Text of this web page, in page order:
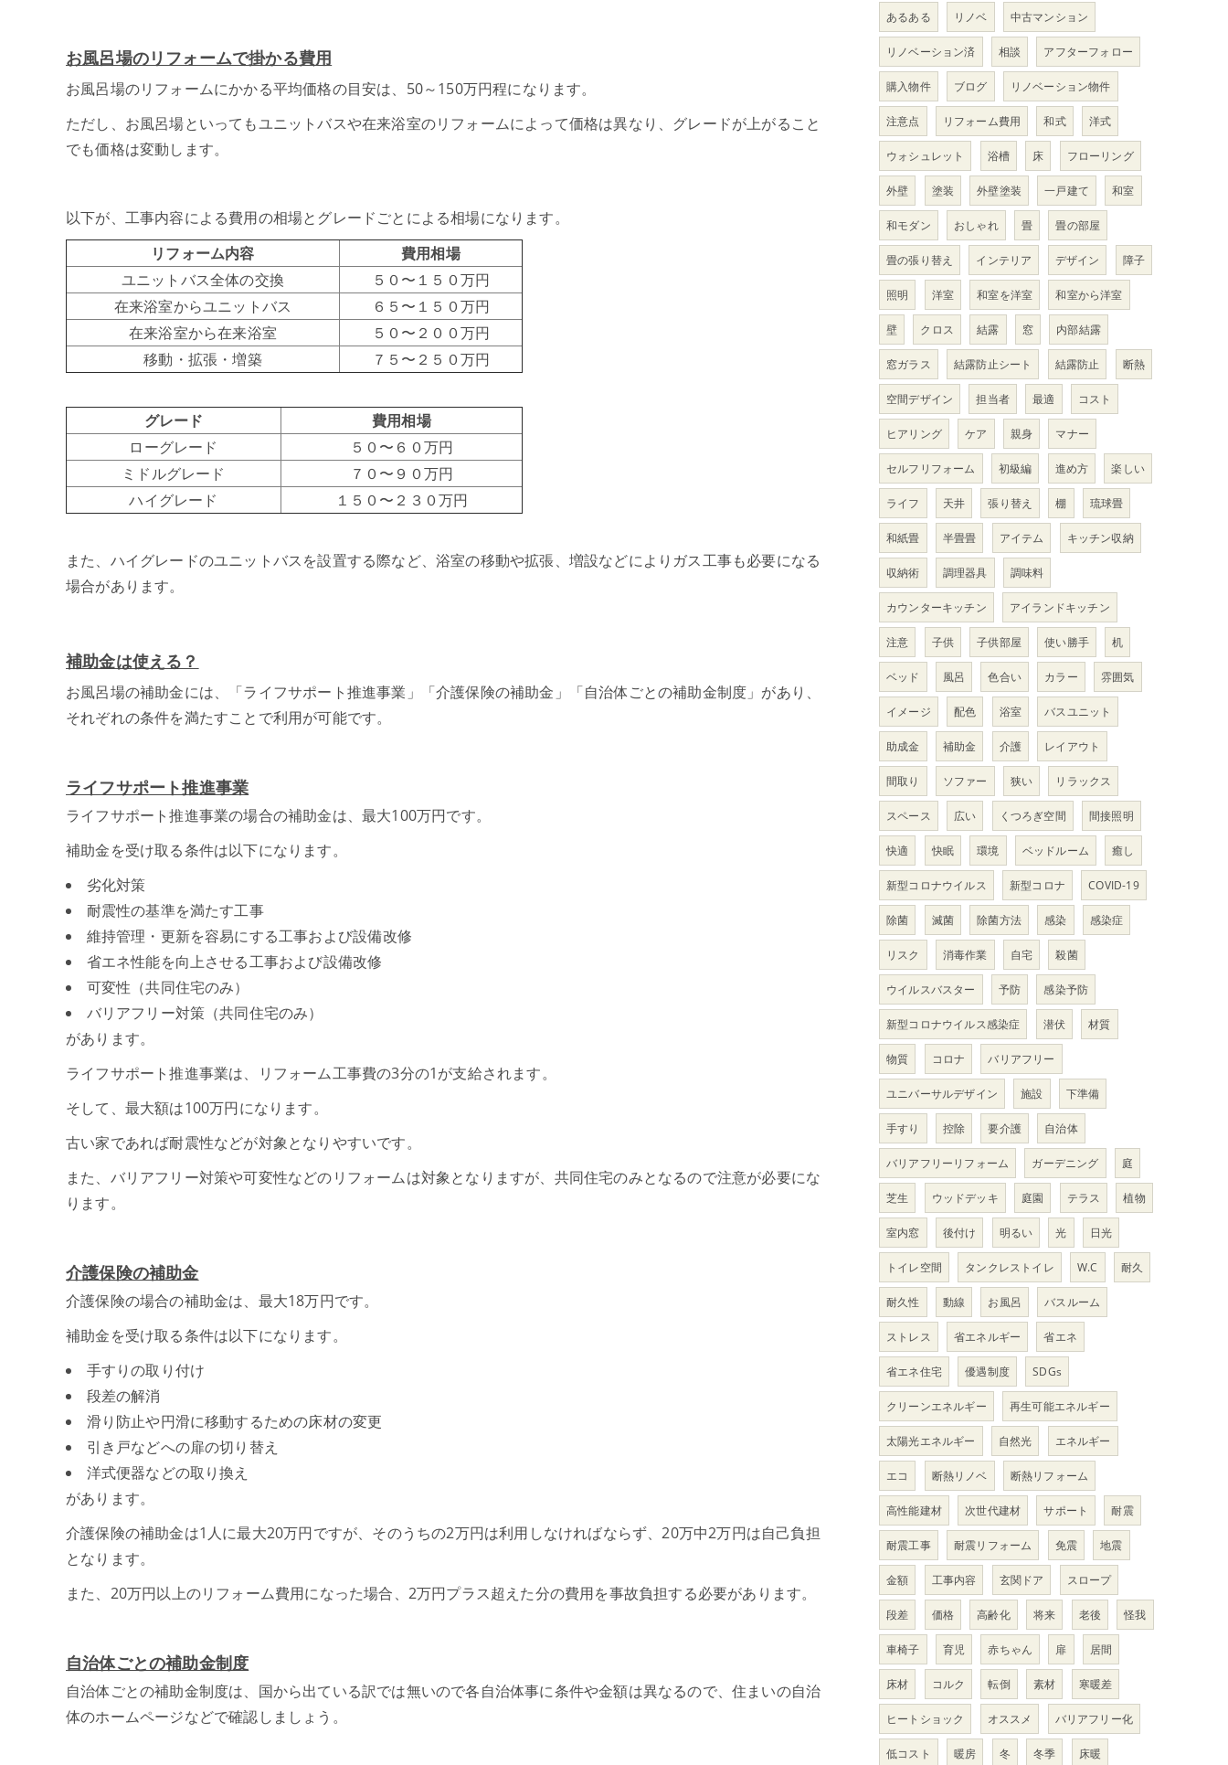
お風呂場のリフォームで掛かる費用
お風呂場のリフォームにかかる平均価格の目安は、50～150万円程になります。
ただし、お風呂場といってもユニットバスや在来浴室のリフォームによって価格は異なり、グレードが上がること
でも価格は変動します。
以下が、工事内容による費用の相場とグレードごとによる相場になります。
リフォーム内容
費用相場
ユニットバス全体の交換
５０〜１５０万円
在来浴室からユニットバス
６５〜１５０万円
在来浴室から在来浴室
５０〜２００万円
移動・拡張・増築
７５〜２５０万円
グレード
費用相場
ローグレード
５０〜６０万円
ミドルグレード
７０〜９０万円
ハイグレード
１５０〜２３０万円
また、ハイグレードのユニットバスを設置する際など、浴室の移動や拡張、増設などによりガス工事も必要になる
場合があります。
補助金は使える？
お風呂場の補助金には、「ライフサポート推進事業」「介護保険の補助金」「自治体ごとの補助金制度」があり、
それぞれの条件を満たすことで利用が可能です。
ライフサポート推進事業
ライフサポート推進事業の場合の補助金は、最大100万円です。
補助金を受け取る条件は以下になります。
劣化対策
耐震性の基準を満たす工事
維持管理・更新を容易にする工事および設備改修
省エネ性能を向上させる工事および設備改修
可変性（共同住宅のみ）
バリアフリー対策（共同住宅のみ）
があります。
ライフサポート推進事業は、リフォーム工事費の3分の1が支給されます。
そして、最大額は100万円になります。
古い家であれば耐震性などが対象となりやすいです。
また、バリアフリー対策や可変性などのリフォームは対象となりますが、共同住宅のみとなるので注意が必要にな
ります。
介護保険の補助金
介護保険の場合の補助金は、最大18万円です。
補助金を受け取る条件は以下になります。
手すりの取り付け
段差の解消
滑り防止や円滑に移動するための床材の変更
引き戸などへの扉の切り替え
洋式便器などの取り換え
があります。
介護保険の補助金は1人に最大20万円ですが、そのうちの2万円は利用しなければならず、20万中2万円は自己負担
となります。
また、20万円以上のリフォーム費用になった場合、2万円プラス超えた分の費用を事故負担する必要があります。
自治体ごとの補助金制度
自治体ごとの補助金制度は、国から出ている訳では無いので各自治体事に条件や金額は異なるので、住まいの自治
体のホームページなどで確認しましょう。
あるある リノベ 中古マンション
リノベーション済 相談 アフターフォロー
購入物件 ブログ リノベーション物件
注意点 リフォーム費用 和式 洋式
ウォシュレット 浴槽 床 フローリング
外壁 塗装 外壁塗装 一戸建て 和室
和モダン おしゃれ 畳 畳の部屋
畳の張り替え インテリア デザイン 障子
照明 洋室 和室を洋室 和室から洋室
壁 クロス 結露 窓 内部結露
窓ガラス 結露防止シート 結露防止 断熱
空間デザイン 担当者 最適 コスト
ヒアリング ケア 親身 マナー
セルフリフォーム 初級編 進め方 楽しい
ライフ 天井 張り替え 棚 琉球畳
和紙畳 半畳畳 アイテム キッチン収納
収納術 調理器具 調味料
カウンターキッチン アイランドキッチン
注意 子供 子供部屋 使い勝手 机
ベッド 風呂 色合い カラー 雰囲気
イメージ 配色 浴室 バスユニット
助成金 補助金 介護 レイアウト
間取り ソファー 狭い リラックス
スペース 広い くつろぎ空間 間接照明
快適 快眠 環境 ベッドルーム 癒し
新型コロナウイルス 新型コロナ COVID-19
除菌 滅菌 除菌方法 感染 感染症
リスク 消毒作業 自宅 殺菌
ウイルスバスター 予防 感染予防
新型コロナウイルス感染症 潜伏 材質
物質 コロナ バリアフリー
ユニバーサルデザイン 施設 下準備
手すり 控除 要介護 自治体
バリアフリーリフォーム ガーデニング 庭
芝生 ウッドデッキ 庭園 テラス 植物
室内窓 後付け 明るい 光 日光
トイレ空間 タンクレストイレ W.C 耐久
耐久性 動線 お風呂 バスルーム
ストレス 省エネルギー 省エネ
省エネ住宅 優遇制度 SDGs
クリーンエネルギー 再生可能エネルギー
太陽光エネルギー 自然光 エネルギー
エコ 断熱リノベ 断熱リフォーム
高性能建材 次世代建材 サポート 耐震
耐震工事 耐震リフォーム 免震 地震
金額 工事内容 玄関ドア スロープ
段差 価格 高齢化 将来 老後 怪我
車椅子 育児 赤ちゃん 扉 居間
床材 コルク 転倒 素材 寒暖差
ヒートショック オススメ バリアフリー化
低コスト 暖房 冬 冬季 床暖